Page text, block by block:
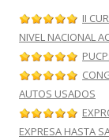
II
NIVEL NACIONAL
AUTOS USADOS
EXPRESA HASTA